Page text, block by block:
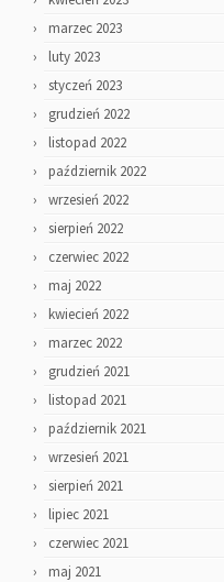
marzec 2023
luty 2023
styczeń 2023
grudzień 2022
listopad 2022
październik 2022
wrzesień 2022
sierpień 2022
czerwiec 2022
maj 2022
kwiecień 2022
marzec 2022
grudzień 2021
listopad 2021
październik 2021
wrzesień 2021
sierpień 2021
lipiec 2021
czerwiec 2021
maj 2021